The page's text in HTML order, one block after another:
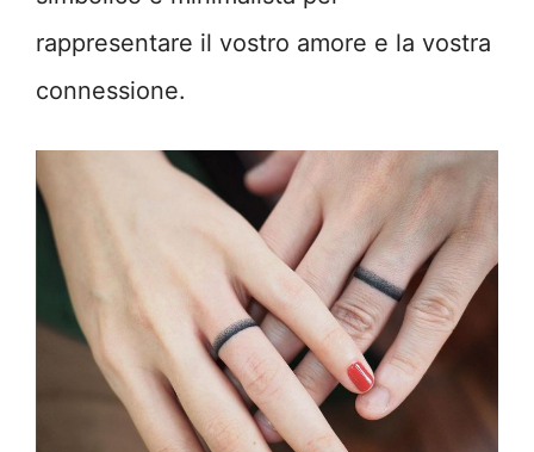
rappresentare il vostro amore e la vostra
connessione.